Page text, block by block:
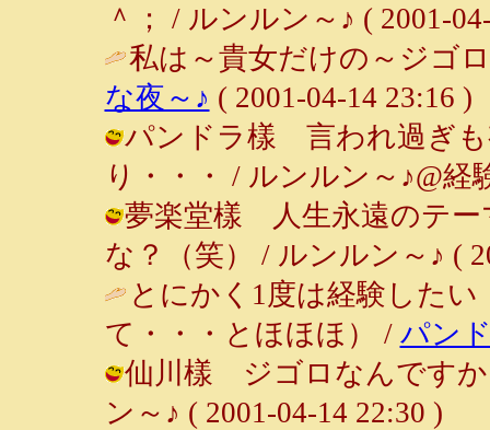
＾； / ルンルン～♪ ( 2001-
私は～貴女だけの～ジゴ
な夜～♪ ( 2001-04-14 23:16 )
パンドラ樣 言われ過ぎも
り・・・ / ルンルン～♪@経
夢楽堂樣 人生永遠のテ
な？（笑） / ルンルン～♪ (
とにかく1度は経験した
て・・・とほほほ） / パン
仙川樣 ジゴロなんですか
ン～♪ ( 2001-04-14 22:30 )